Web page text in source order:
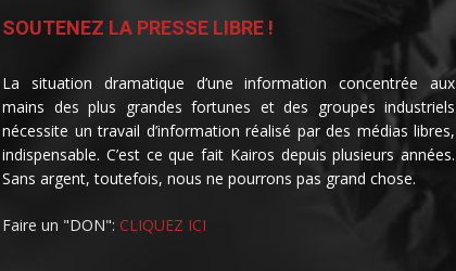
SOUTENEZ LA PRESSE LIBRE !
La situation dramatique d’une information concentrée aux
mains des plus grandes fortunes et des groupes industriels
nécessite un travail d’information réalisé par des médias libres,
indispensable. C’est ce que fait Kairos depuis plusieurs années.
Sans argent, toutefois, nous ne pourrons pas grand chose.
Faire un "DON": CLIQUEZ ICI